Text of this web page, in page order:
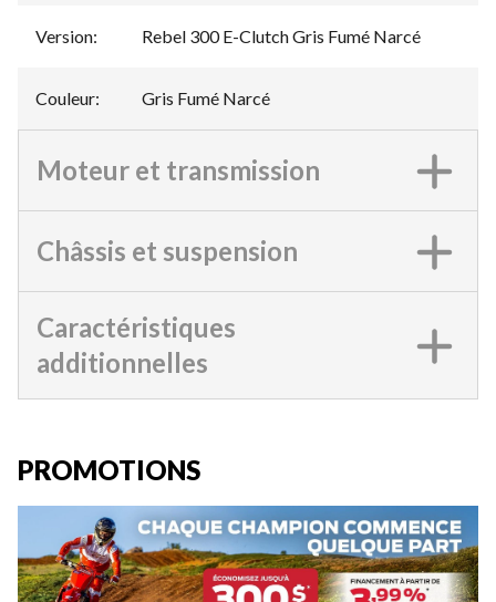
Version: Rebel 300 E-Clutch Gris Fumé Narcé
Couleur: Gris Fumé Narcé
Moteur et transmission
Châssis et suspension
Caractéristiques
additionnelles
PROMOTIONS